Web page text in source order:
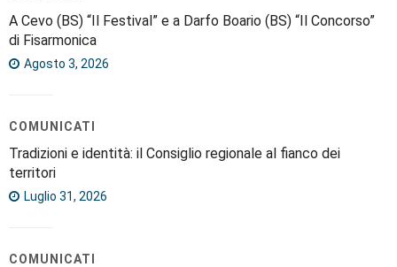
A Cevo (BS) “Il Festival” e a Darfo Boario (BS) “Il Concorso”
di Fisarmonica
Agosto 3, 2026
COMUNICATI
Tradizioni e identità: il Consiglio regionale al fianco dei
territori
Luglio 31, 2026
COMUNICATI